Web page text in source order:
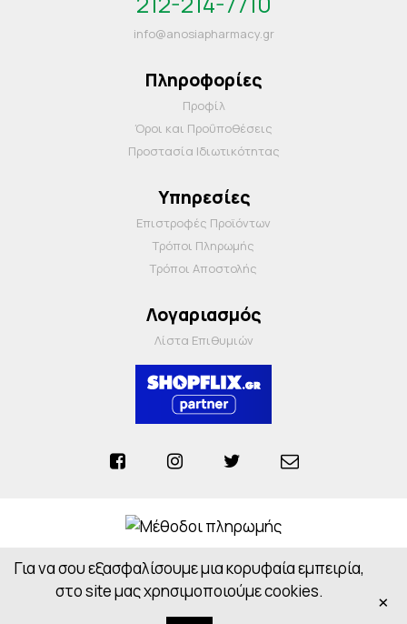
info@anosiapharmacy.gr
Πληροφορίες
Προφίλ
Όροι και Προΰποθέσεις
Προστασία Ιδιωτικότητας
Υπηρεσίες
Επιστροφές Προϊόντων
Τρόποι Πληρωμής
Τρόποι Αποστολής
Λογαριασμός
Λίστα Επιθυμιών
Anosiapharmacy © 2026 - All Rights Reserved
Powered byCloudOn
Για να σου εξασφαλίσουμε μια κορυφαία εμπειρία,
στο site μας χρησιμοποιούμε cookies.
×